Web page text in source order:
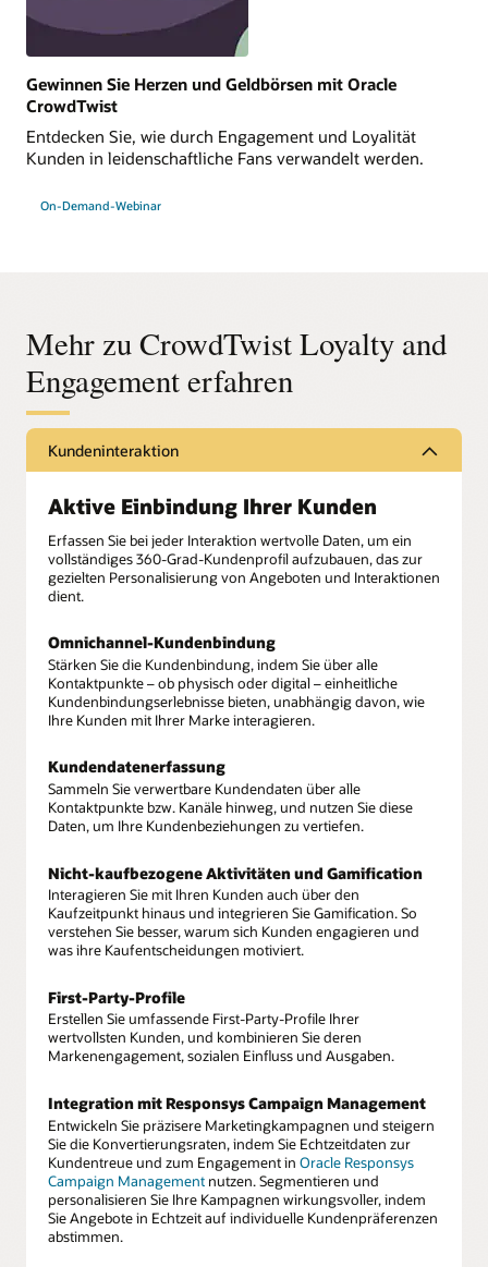
Gewinnen Sie Herzen und Geldbörsen mit Oracle
CrowdTwist
Entdecken Sie, wie durch Engagement und Loyalität
Kunden in leidenschaftliche Fans verwandelt werden.
On-Demand-Webinar
Mehr zu CrowdTwist Loyalty and
Engagement erfahren
Kundeninteraktion
Aktive Einbindung Ihrer Kunden
Erfassen Sie bei jeder Interaktion wertvolle Daten, um ein
vollständiges 360-Grad-Kundenprofil aufzubauen, das zur
gezielten Personalisierung von Angeboten und Interaktionen
dient.
Omnichannel-Kundenbindung
Stärken Sie die Kundenbindung, indem Sie über alle
Kontaktpunkte – ob physisch oder digital – einheitliche
Kundenbindungserlebnisse bieten, unabhängig davon, wie
Ihre Kunden mit Ihrer Marke interagieren.
Kundendatenerfassung
Sammeln Sie verwertbare Kundendaten über alle
Kontaktpunkte bzw. Kanäle hinweg, und nutzen Sie diese
Daten, um Ihre Kundenbeziehungen zu vertiefen.
Nicht-kaufbezogene Aktivitäten und Gamification
Interagieren Sie mit Ihren Kunden auch über den
Kaufzeitpunkt hinaus und integrieren Sie Gamification. So
verstehen Sie besser, warum sich Kunden engagieren und
was ihre Kaufentscheidungen motiviert.
First-Party-Profile
Erstellen Sie umfassende First-Party-Profile Ihrer
wertvollsten Kunden, und kombinieren Sie deren
Markenengagement, sozialen Einfluss und Ausgaben.
Integration mit Responsys Campaign Management
Entwickeln Sie präzisere Marketingkampagnen und steigern
Sie die Konvertierungsraten, indem Sie Echtzeitdaten zur
Kundentreue und zum Engagement in Oracle Responsys
Campaign Management nutzen. Segmentieren und
personalisieren Sie Ihre Kampagnen wirkungsvoller, indem
Sie Angebote in Echtzeit auf individuelle Kundenpräferenzen
abstimmen.